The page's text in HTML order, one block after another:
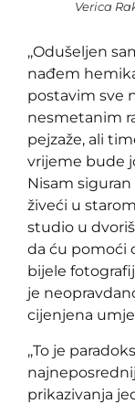
Verica
,,Odušeljen
nađem
postavim sve
nesmetanim
pejzaže, ali
vrijeme bude
Nisam
živeći u
studio u
da ću pomoći
bijele
je
cijenjena
,,To je
prikazivanja